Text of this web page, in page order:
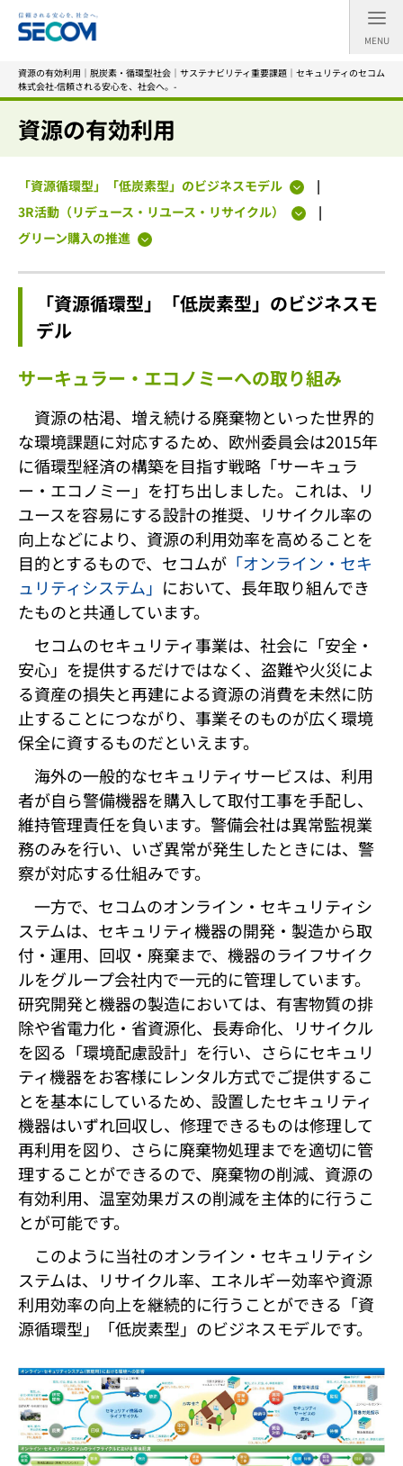
MENU
資源の有効利用｜脱炭素・循環型社会｜サステナビリティ重要課題｜セキュリティのセコム
株式会社-信頼される安心を、社会へ。-
資源の有効利用
「資源循環型」「低炭素型」のビジネスモデル
3R活動（リデュース・リユース・リサイクル）
グリーン購入の推進
「資源循環型」「低炭素型」のビジネスモ
デル
サーキュラー・エコノミーへの取り組み
資源の枯渇、増え続ける廃棄物といった世界的
な環境課題に対応するため、欧州委員会は2015年
に循環型経済の構築を目指す戦略「サーキュラ
ー・エコノミー」を打ち出しました。これは、リ
ユースを容易にする設計の推奨、リサイクル率の
向上などにより、資源の利用効率を高めることを
目的とするもので、セコムが 「オンライン・セキ
ュリティシステム」 において、長年取り組んでき
たものと共通しています。
セコムのセキュリティ事業は、社会に「安全・
安心」を提供するだけではなく、盗難や火災によ
る資産の損失と再建による資源の消費を未然に防
止することにつながり、事業そのものが広く環境
保全に資するものだといえます。
海外の一般的なセキュリティサービスは、利用
者が自ら警備機器を購入して取付工事を手配し、
維持管理責任を負います。警備会社は異常監視業
務のみを行い、いざ異常が発生したときには、警
察が対応する仕組みです。
一方で、セコムのオンライン・セキュリティシ
ステムは、セキュリティ機器の開発・製造から取
付・運用、回収・廃棄まで、機器のライフサイク
ルをグループ会社内で一元的に管理しています。
研究開発と機器の製造においては、有害物質の排
除や省電力化・省資源化、長寿命化、リサイクル
を図る「環境配慮設計」を行い、さらにセキュリ
ティ機器をお客様にレンタル方式でご提供するこ
とを基本にしているため、設置したセキュリティ
機器はいずれ回収し、修理できるものは修理して
再利用を図り、さらに廃棄物処理までを適切に管
理することができるので、廃棄物の削減、資源の
有効利用、温室効果ガスの削減を主体的に行うこ
とが可能です。
このように当社のオンライン・セキュリティシ
ステムは、リサイクル率、エネルギー効率や資源
利用効率の向上を継続的に行うことができる「資
源循環型」「低炭素型」のビジネスモデルです。